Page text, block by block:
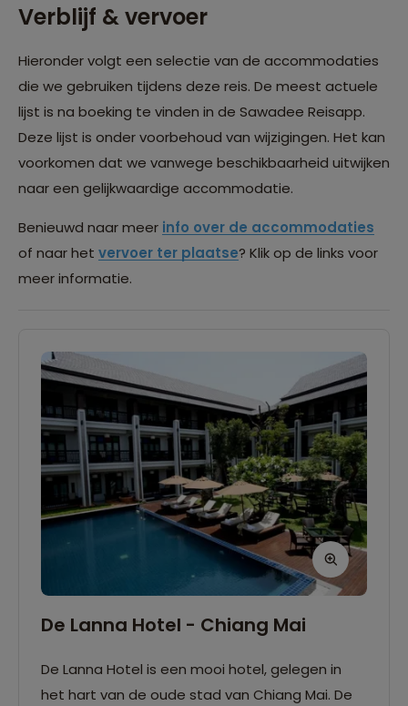
Verblijf & vervoer
Hieronder volgt een selectie van de accommodaties
die we gebruiken tijdens deze reis. De meest actuele
lijst is na boeking te vinden in de Sawadee Reisapp.
Deze lijst is onder voorbehoud van wijzigingen. Het kan
voorkomen dat we vanwege beschikbaarheid uitwijken
naar een gelijkwaardige accommodatie.
Benieuwd naar meer info over de accommodaties
of naar het vervoer ter plaatse? Klik op de links voor
meer informatie.
De Lanna Hotel - Chiang Mai
De Lanna Hotel is een mooi hotel, gelegen in
het hart van de oude stad van Chiang Mai. De